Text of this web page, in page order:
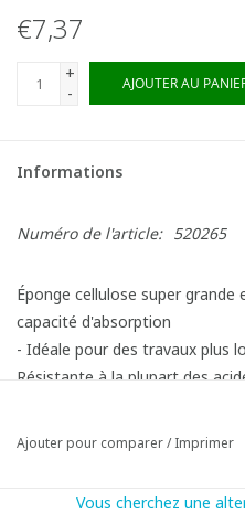
€7,37
+
-
AJOUTER AU
Informations
Numéro de l'article: 520265
Éponge cellulose super
capacité d'absorption
- Idéale pour des travaux plus
Résistante à la plupart des
LxlxH : 14 x 9 x 6 cm
Ajouter pour comparer/Imprimer
Vous cherchez une